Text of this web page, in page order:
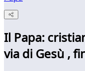
Il Papa:
via di Gesù ,